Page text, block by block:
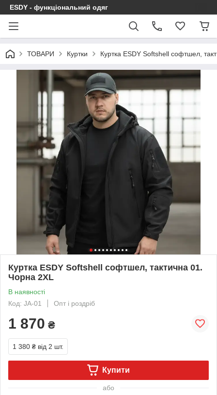
ESDY - функціональний одяг
ТОВАРИ Куртки Куртка ESDY Softshell софтшел,
Куртка ESDY Softshell софтшел, тактична 01.
Чорна 2XL
В наявності
Код: JA-01
Опт і роздріб
1 870 ₴
1 380 ₴ від 2 шт.
Купити
або